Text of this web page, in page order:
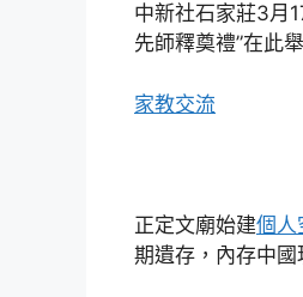
中新社石家莊3月
先師釋奠禮”在此
家教交流
正定文廟始建個人
期遺存，內存中國